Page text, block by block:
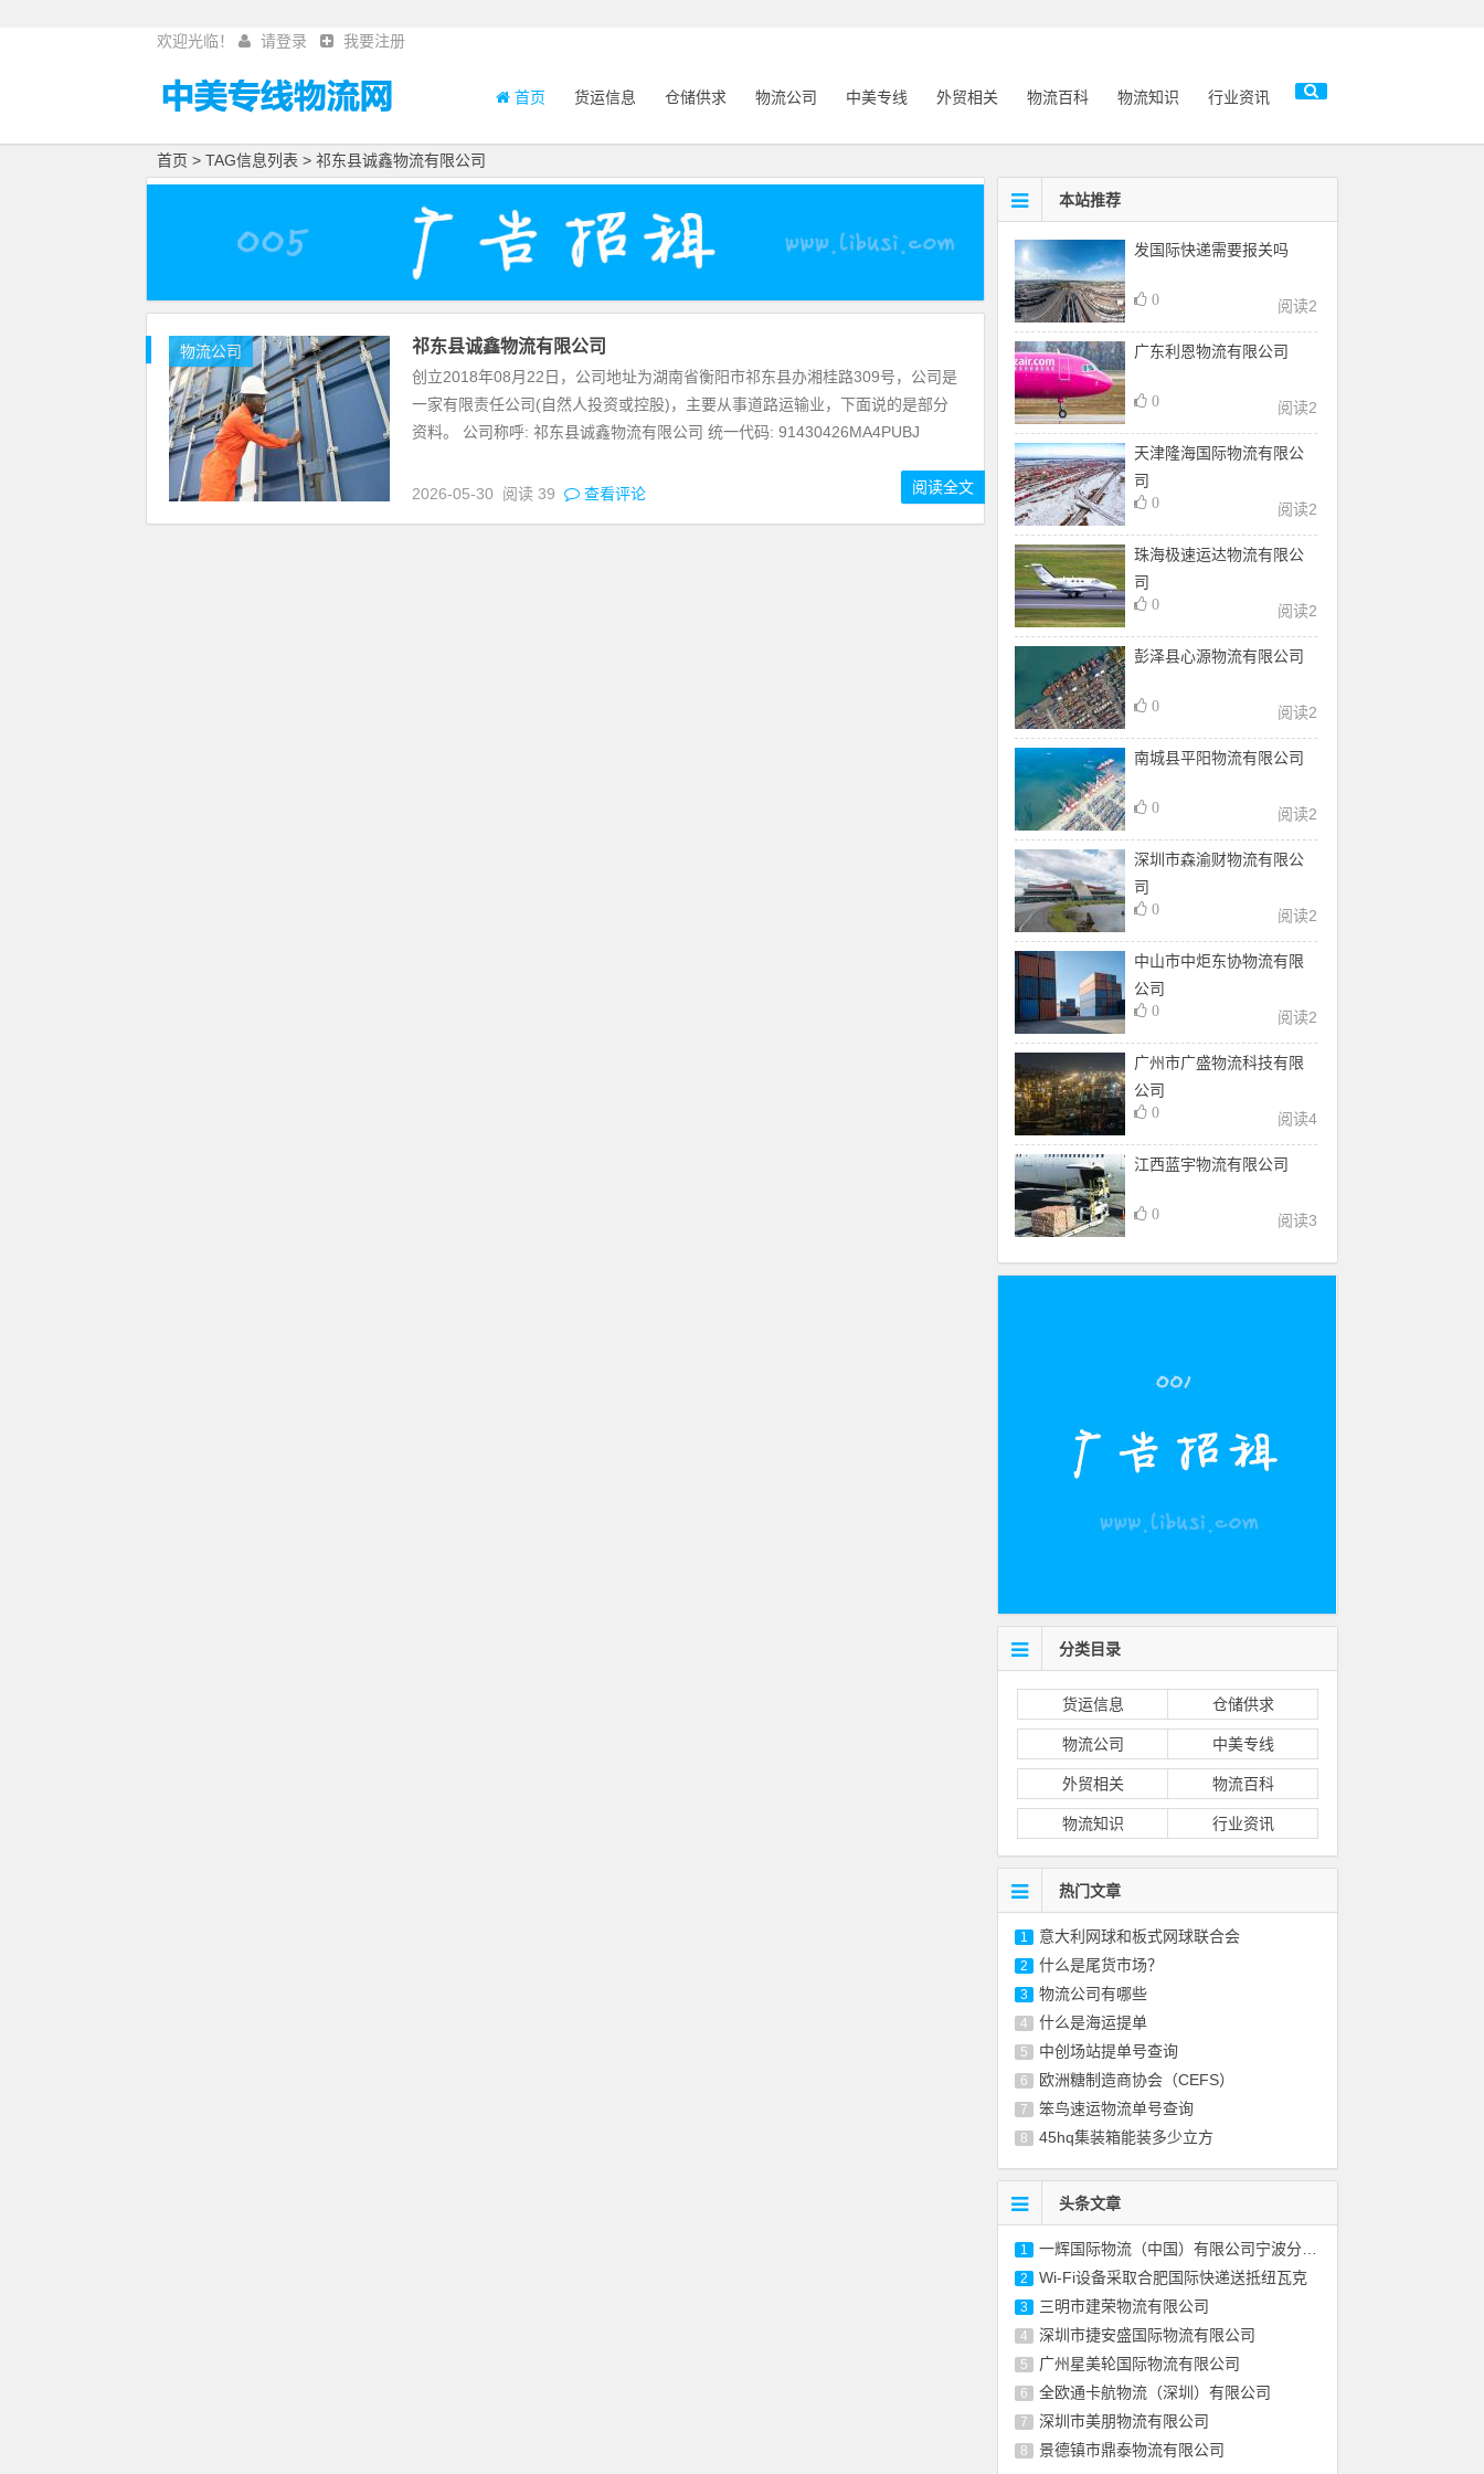
欢迎光临！ 请登录 我要注册
首页 货运信息 仓储供求 物流公司 中美专线 外贸相关 物流百科 物流知识 行业资讯
首页 > TAG信息列表 > 祁东县诚鑫物流有限公司
物流公司 祁东县诚鑫物流有限公司
创立2018年08月22日，公司地址为湖南省衡阳市祁东县办湘桂路309号，公司是
一家有限责任公司(自然人投资或控股)，主要从事道路运输业，下面说的是部分
资料。 公司称呼: 祁东县诚鑫物流有限公司 统一代码: 91430426MA4PUBJ
2026-05-30 阅读 39 查看评论 阅读全文
本站推荐
发国际快递需要报关吗
阅读2
0
广东利恩物流有限公司
阅读2
0
天津隆海国际物流有限公
司
阅读2
0
珠海极速运达物流有限公
司
阅读2
0
彭泽县心源物流有限公司
阅读2
0
南城县平阳物流有限公司
阅读2
0
深圳市森渝财物流有限公
司
阅读2
0
中山市中炬东协物流有限
公司
阅读2
0
广州市广盛物流科技有限
公司
阅读4
0
江西蓝宇物流有限公司
阅读3
0
分类目录
货运信息 仓储供求
物流公司 中美专线
外贸相关 物流百科
物流知识 行业资讯
热门文章
1 意大利网球和板式网球联合会
2 什么是尾货市场？
3 物流公司有哪些
4 什么是海运提单
5 中创场站提单号查询
6 欧洲糖制造商协会（CEFS）
7 笨鸟速运物流单号查询
8 45hq集装箱能装多少立方
头条文章
1 一辉国际物流（中国）有限公司宁波分公司
2 Wi-Fi设备采取合肥国际快递送抵纽瓦克
3 三明市建荣物流有限公司
4 深圳市捷安盛国际物流有限公司
5 广州星美轮国际物流有限公司
6 全欧通卡航物流（深圳）有限公司
7 深圳市美朋物流有限公司
8 景德镇市鼎泰物流有限公司